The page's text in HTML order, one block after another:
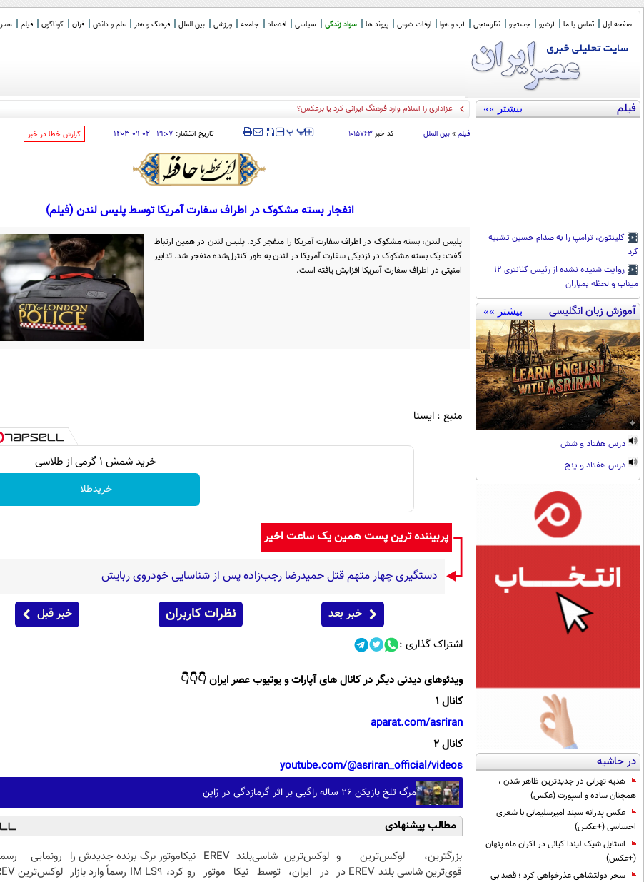
صفحه اول تماس با ما آرشیو جستجو نظرسنجی آب و هوا اوقات شرعی پیوند ها سواد زندگی سیاسی اقتصاد جامعه ورزشی بین الملل فرهنگ و هنر علم و دانش قرآن گوناگون فیلم عصر
فیلم بیشتر »»
کلینتون، ترامپ را به صدام حسین تشبیه
کرد
روایت شنیده نشده از رئیس کلانتری ۱۲
میناب و لحظه بمباران
آموزش زبان انگلیسی بیشتر »»
درس هفتاد و شش
درس هفتاد و پنج
در حاشیه
هدیه تهرانی در جدیدترین ظاهر شدن ،
همچنان ساده و اسپورت (عکس)
عکس پدرانه سپند امیرسلیمانی با شعری
احساسی (+عکس)
استایل شیک لیندا کیانی در اکران ماه پنهان
(+عکس)
سحر دولتشاهی عذرخواهی کرد ؛ قصد بی
آیت الله_
فیلم » بین الملل کد خبر ۱۰۱۵۷۶۳ ‍‍‍ پ پ تاریخ انتشار: ۱۹:۰۷ - ۰۲-۰۹-۱۴۰۳ ‌گزارش خطا در خبر
انفجار بسته مشکوک در اطراف سفارت آمریکا توسط پلیس لندن (فیلم)
پلیس لندن، بسته مشکوک در اطراف سفارت آمریکا را منفجر کرد. پلیس لندن در همین ارتباط
گفت: یک بسته مشکوک در نزدیکی سفارت آمریکا در لندن به طور کنترل‌شده منفجر شد. تدابیر
امنیتی در اطراف سفارت آمریکا افزایش یافته است.
منبع : ایسنا
خرید شمش 1 گرمی از طلاسی
خریدطلا
پربیننده ترین پست همین یک ساعت اخیر
دستگیری چهار متهم قتل حمیدرضا رجب‌زاده پس از شناسایی خودروی ربایش
خبر بعد نظرات کاربران خبر قبل
اشتراک گذاری :
ویدئوهای دیدنی دیگر در کانال های آپارات و یوتیوب عصر ایران 👇👇👇
کانال 1
aparat.com/asriran
کانال 2
youtube.com/@asriran_official/videos
مرگ تلخ بازیکن ۲۶ ساله راگبی بر اثر گرمازدگی در ژاپن
مطالب پیشنهادی
بزرگترین، لوکس‌ترین و
قوی‌ترین شاسی بلند EREV در
لوکس‌ترین شاسی‌بلند EREV
در ایران، توسط نیکا موتور
نیکاموتور برگ برنده جدیدش را
رو کرد، IM LS9 رسماً وارد بازار لوکس‌ترین EREV در ایران